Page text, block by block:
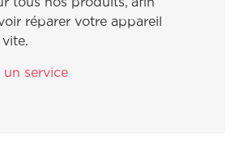
l’acier inoxydable?
avantages d’enregistrer
réparer votre appareil
un service